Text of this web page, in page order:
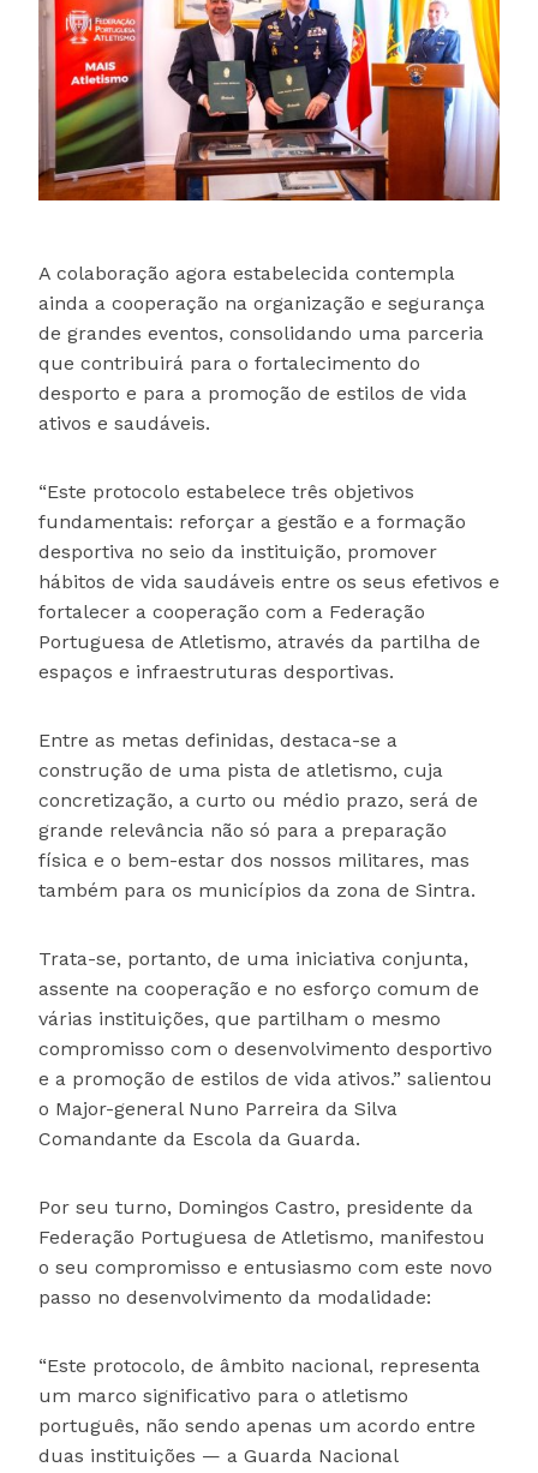
A colaboração agora estabelecida contempla
ainda a cooperação na organização e segurança
de grandes eventos, consolidando uma parceria
que contribuirá para o fortalecimento do
desporto e para a promoção de estilos de vida
ativos e saudáveis.
“Este protocolo estabelece três objetivos
fundamentais: reforçar a gestão e a formação
desportiva no seio da instituição, promover
hábitos de vida saudáveis entre os seus efetivos e
fortalecer a cooperação com a Federação
Portuguesa de Atletismo, através da partilha de
espaços e infraestruturas desportivas.
Entre as metas definidas, destaca-se a
construção de uma pista de atletismo, cuja
concretização, a curto ou médio prazo, será de
grande relevância não só para a preparação
física e o bem-estar dos nossos militares, mas
também para os municípios da zona de Sintra.
Trata-se, portanto, de uma iniciativa conjunta,
assente na cooperação e no esforço comum de
várias instituições, que partilham o mesmo
compromisso com o desenvolvimento desportivo
e a promoção de estilos de vida ativos.” salientou
o Major-general Nuno Parreira da Silva
Comandante da Escola da Guarda.
Por seu turno, Domingos Castro, presidente da
Federação Portuguesa de Atletismo, manifestou
o seu compromisso e entusiasmo com este novo
passo no desenvolvimento da modalidade:
“Este protocolo, de âmbito nacional, representa
um marco significativo para o atletismo
português, não sendo apenas um acordo entre
duas instituições — a Guarda Nacional